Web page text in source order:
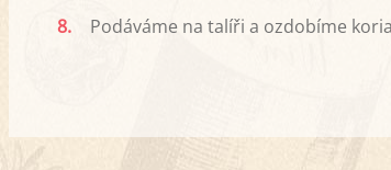
8.
Podáváme na talíři a ozdobíme